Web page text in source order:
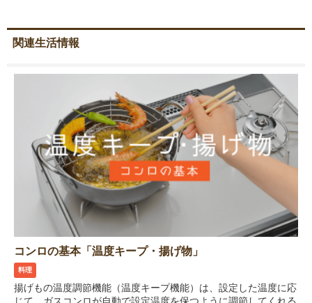
関連生活情報
コンロの基本「温度キープ・揚げ物」
料理
揚げもの温度調節機能（温度キープ機能）は、設定した温度に応